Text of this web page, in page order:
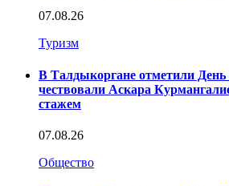
07.08.26
Туризм
В Талдыкоргане отметили День
чествовали Аскара
стажем
07.08.26
Общество